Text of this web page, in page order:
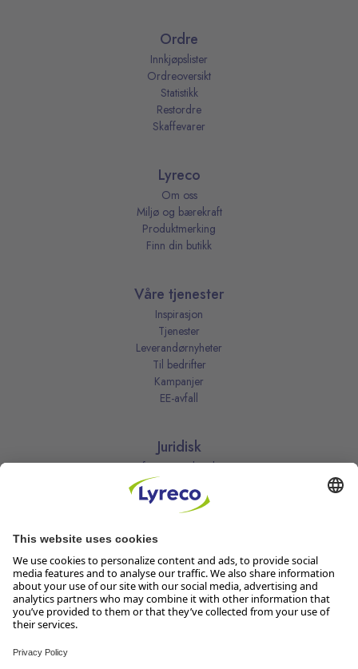
Ordre
Innkjøpslister
Ordreoversikt
Statistikk
Restordre
Skaffevarer
Lyreco
Om oss
Miljø og bærekraft
Produktmerking
Finn din butikk
Våre tjenester
Inspirasjon
Tjenester
Leverandørnyheter
Til bedrifter
Kampanjer
EE-avfall
Juridisk
Informasjonskapsler
Kjøpsbetingelser
Personvernerklæring
Vilkår
Vilkår for kundeklubben
Åpenhetsloven
Endre dine personvernsinnstillinger